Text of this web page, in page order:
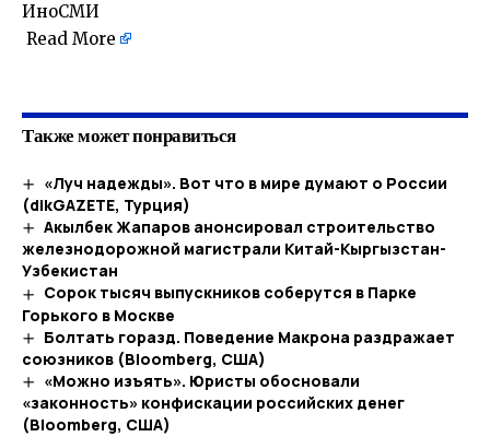
ИноСМИ
Read More
Также может понравиться
«Луч надежды». Вот что в мире думают о России
(dikGAZETE, Турция)
Акылбек Жапаров анонсировал строительство
железнодорожной магистрали Китай-Кыргызстан-
Узбекистан
Сорок тысяч выпускников соберутся в Парке
Горького в Москве
Болтать горазд. Поведение Макрона раздражает
союзников (Bloomberg, США)
«Можно изъять». Юристы обосновали
«законность» конфискации российских денег
(Bloomberg, США)